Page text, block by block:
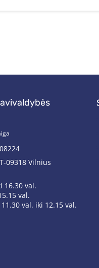
09318 Vilnius
16.30 val.
val.
val. iki 12.15 val.